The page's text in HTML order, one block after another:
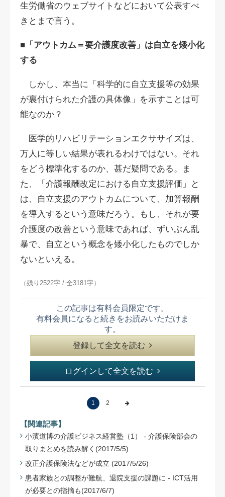
生労働省のウェブサイトなどにおいて公表すべ
きとまで言う。
■「アウトカム＝要介護度改善」は自立を矮小化
する
しかし、本当に「科学的に自立支援等の効果
が裏付けられた介護の具体像」を示すことは可
能なのか？
医学的リハビリテーションエクササイズは、
万人に等しい結果が表れるわけではない。それ
をどう標準化するのか、甚だ疑問である。ま
た、「介護報酬改定における自立支援評価」と
は、自立支援のアウトカムについて、加算報酬
を導入するという意味だろう。もし、それが要
介護度の改善という意味であれば、ずいぶん乱
暴で、自立という概念を矮小化したものでしか
ないといえる。
（残り2522字 / 全3181字）
この記事は有料会員限定です。
有料会員になると続きをお読みいただけま
す。
登録して全文を読む
ログインして全文を読む
1 2
【関連記事】
小濱道博の介護ビジネス経営塾（1） - 介護保険部会の
取りまとめを読み解く(2017/5/5)
改正介護保険法などが成立 (2017/5/26)
患者家族との調整が難航、退院支援の課題に - ICT活用
が必要との指摘も(2017/6/7)